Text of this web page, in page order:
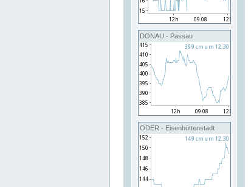
DONAU - Passau
ODER - Eisenhüttenstadt